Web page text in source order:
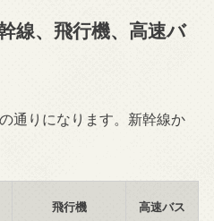
線、飛行機、高速バ
通りになります。新幹線か
飛行機 高速バス